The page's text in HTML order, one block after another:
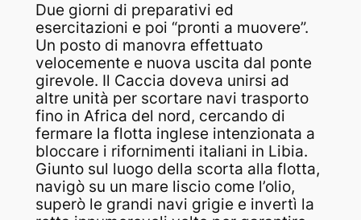
Due giorni di preparativi ed
esercitazioni e poi “pronti a muovere”.
Un posto di manovra effettuato
velocemente e nuova uscita dal ponte
girevole. Il Caccia doveva unirsi ad
altre unità per scortare navi trasporto
fino in Africa del nord, cercando di
fermare la flotta inglese intenzionata a
bloccare i rifornimenti italiani in Libia.
Giunto sul luogo della scorta alla flotta,
navigò su un mare liscio come l’olio,
superò le grandi navi grigie e invertì la